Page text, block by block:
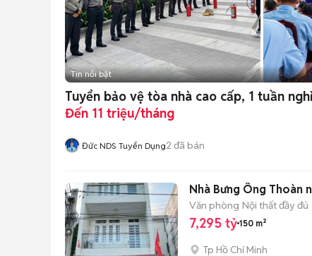
Tin nổi bật
Tuyển bảo vệ tòa nhà cao cấp, 1 tuần
Đến 11 triệu/tháng
Đức NDS Tuyển Dụng2 đã bán
Nhà Bưng Ông Thoàn
Văn phòng Nội thất đầy đủ
7,295 tỷ 150 m²
Tp Hồ Chí Minh